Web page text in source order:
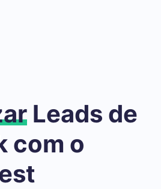
Leads de
com o